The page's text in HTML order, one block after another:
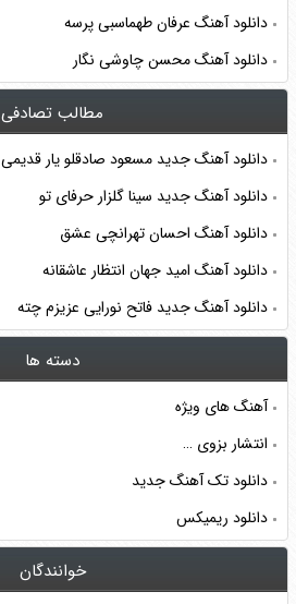
دانلود آهنگ عرفان طهماسبی پرسه
دانلود آهنگ محسن چاوشی نگار
مطالب تصادفی
دانلود آهنگ جدید مسعود صادقلو یار قدیمی
دانلود آهنگ جدید سینا گلزار حرفای تو
دانلود آهنگ احسان تهرانچی عشق
دانلود آهنگ امید جهان انتظار عاشقانه
دانلود آهنگ جدید فاتح نورایی عزیزم چته
دسته ها
آهنگ های ویژه
انتشار بزوی …
دانلود تک آهنگ جدید
دانلود ریمیکس
خوانندگان